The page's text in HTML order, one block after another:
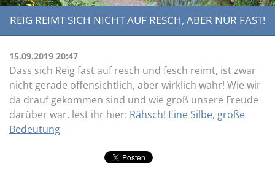
REIG REIMT SICH NICHT AUF RESCH, ABER NUR FAST!
15.09.2019 20:47
Dass sich Reig fast auf resch und fesch reimt, ist zwar
nicht gerade offensichtlich, aber wirklich wahr! Wie wir
da drauf gekommen sind und wie groß unsere Freude
darüber war, lest ihr hier: Rähsch! Eine Silbe, große
Bedeutung